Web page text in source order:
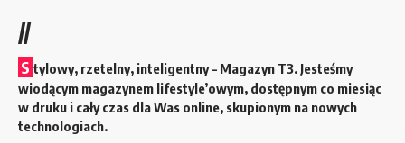
//
S tylowy, rzetelny, inteligentny – Magazyn T3. Jesteśmy
wiodącym magazynem lifestyle’owym, dostępnym co miesiąc
w druku i cały czas dla Was online, skupionym na nowych
technologiach.